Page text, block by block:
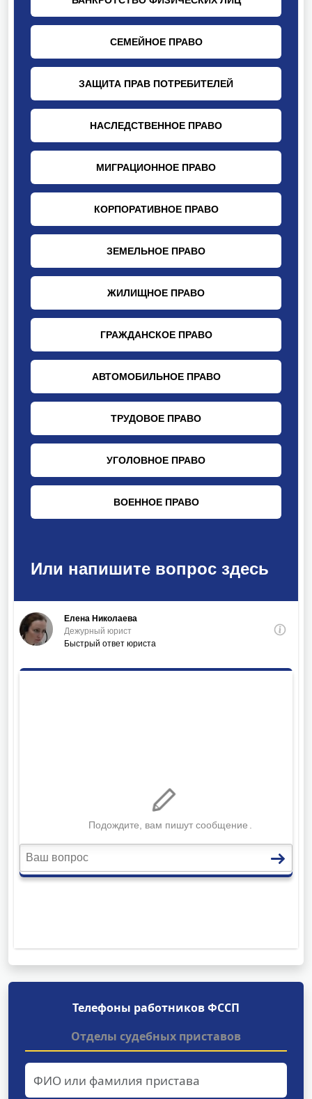
Телефоны работников ФССП
Отделы судебных приставов